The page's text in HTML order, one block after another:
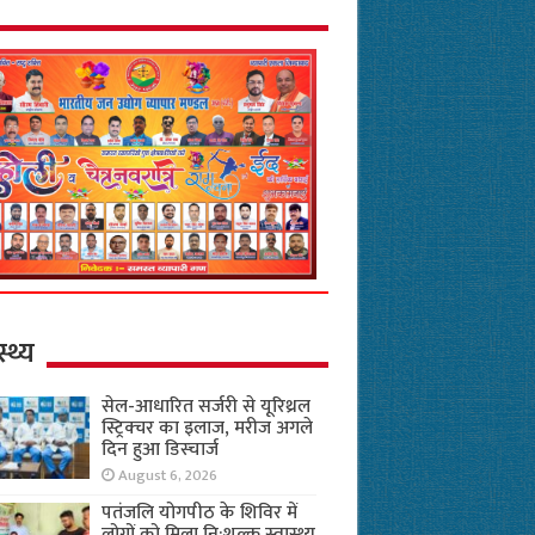
सेल-आधारित सर्जरी से यूरिथ्रल
स्ट्रिक्चर का इलाज, मरीज अगले
दिन हुआ डिस्चार्ज
August 6, 2026
पतंजलि योगपीठ के शिविर में